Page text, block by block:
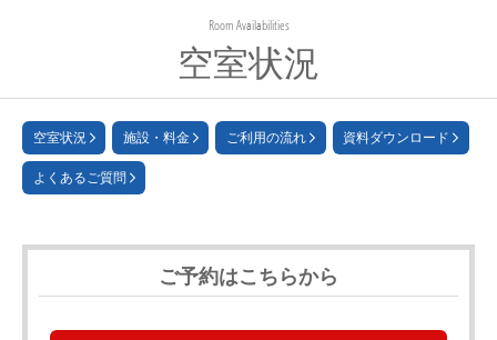
空室状況
Room Availabilities
空室状況 施設・料金 ご利用の流れ 資料ダウンロード
よくあるご質問
ご予約はこちらから